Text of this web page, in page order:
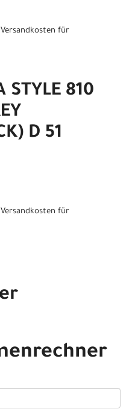
Versandkosten für
STYLE 810
D 51
Versandkosten für